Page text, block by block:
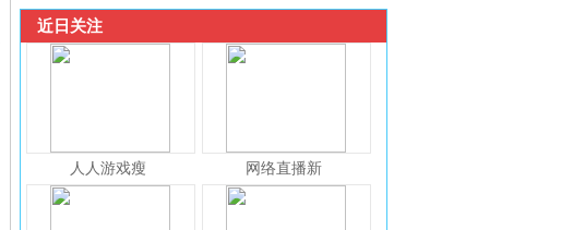
近日关注
人人游戏瘦 网络直播新